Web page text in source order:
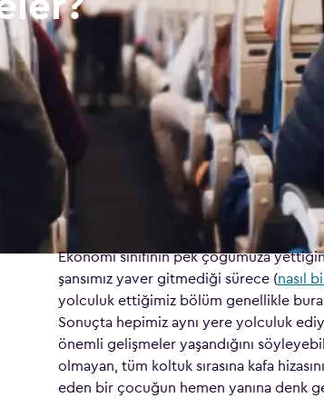
Ekonomi sınıfının pek çoğumuza
şansımız yaver gitmediği sürece (nasıl
yolculuk ettiğimiz bölüm genellikle
Sonuçta hepimiz aynı yere yolculuk
önemli gelişmeler yaşandığını
olmayan, tüm koltuk sırasına kafa
eden bir çocuğun hemen yanına denk